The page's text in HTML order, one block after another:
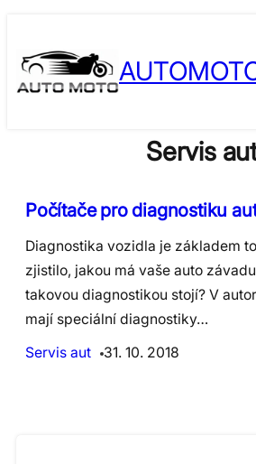
content
Servis
Počítače pro diagnostiku
Diagnostika vozidla je základem
zjistilo, jakou má vaše auto
takovou diagnostikou stojí? V
mají speciální diagnostiky…
Servis aut
31. 10. 2018